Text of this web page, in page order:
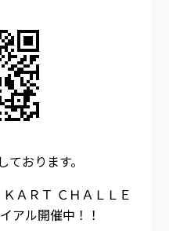
おります。
ＡＲＴ ＣＨＡＬＬＥ
アル開催中！！